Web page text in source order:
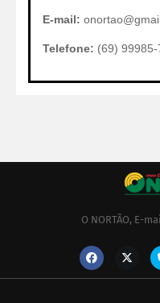
E-mail:
Telefone: (69) 99985-
O NORTÃO, E-